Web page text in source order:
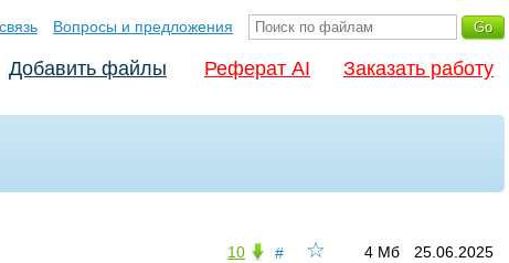
Вопросы и предложения
Добавить файлы Реферат AI Заказать работу
☆
# 25.06.2025
4 Мб
10